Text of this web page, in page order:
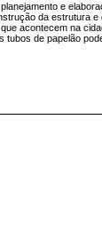
e
da estrutura
acontecem na
de papelão